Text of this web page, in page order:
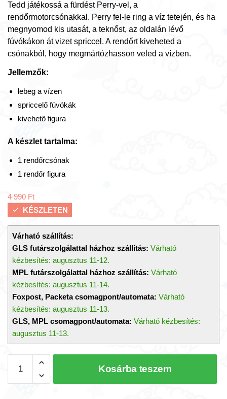
Tedd játékossá a fürdést Perry-vel, a
rendőrmotorcsónakkal. Perry fel-le ring a víz tetején, és ha
megnyomod kis utasát, a teknőst, az oldalán lévő
fúvókákon át vizet spriccel. A rendőrt kiveheted a
csónakból, hogy megmártózhasson veled a vízben.
Jellemzők:
lebeg a vízen
spriccelő fúvókák
kivehető figura
A készlet tartalma:
1 rendőrcsónak
1 rendőr figura
4 990 Ft
KÉSZLETEN
Várható szállítás:
GLS futárszolgálattal házhoz szállítás: Várható
kézbesítés: augusztus 11-12.
MPL futárszolgálattal házhoz szállítás: Várható
kézbesítés: augusztus 11-14.
Foxpost, Packeta csomagpont/automata: Várható
kézbesítés: augusztus 11-13.
GLS, MPL csomagpont/automata: Várható kézbesítés:
augusztus 11-13.
rendőr
Kosárba teszem